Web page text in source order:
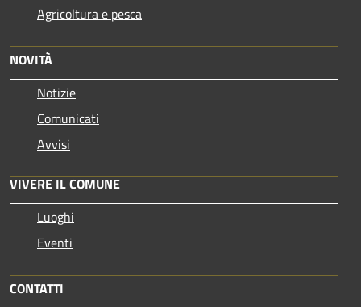
Agricoltura e pesca
NOVITÀ
Notizie
Comunicati
Avvisi
VIVERE IL COMUNE
Luoghi
Eventi
CONTATTI